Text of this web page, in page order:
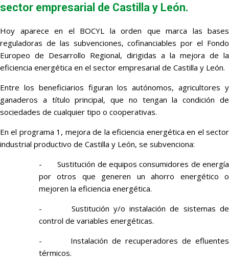
sector empresarial de Castilla y León.
Hoy aparece en el BOCYL la orden que marca las bases
reguladoras de las subvenciones, cofinanciables por el Fondo
Europeo de Desarrollo Regional, dirigidas a la mejora de la
eficiencia energética en el sector empresarial de Castilla y León.
Entre los beneficiarios figuran los autónomos, agricultores y
ganaderos a título principal, que no tengan la condición de
sociedades de cualquier tipo o cooperativas.
En el programa 1, mejora de la eficiencia energética en el sector
industrial productivo de Castilla y León, se subvenciona:
- Sustitución de equipos consumidores de energía
por otros que generen un ahorro energético o
mejoren la eficiencia energética.
- Sustitución y/o instalación de sistemas de
control de variables energéticas.
- Instalación de recuperadores de efluentes
térmicos.